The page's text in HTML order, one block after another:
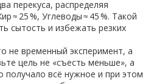
перекуса, распределяя
≈ 25 %, Углеводы ≈ 45 %. Такой
сытость и избежать резких
не временный эксперимент, а
цель не «съесть меньше», а
получало всё нужное и при этом